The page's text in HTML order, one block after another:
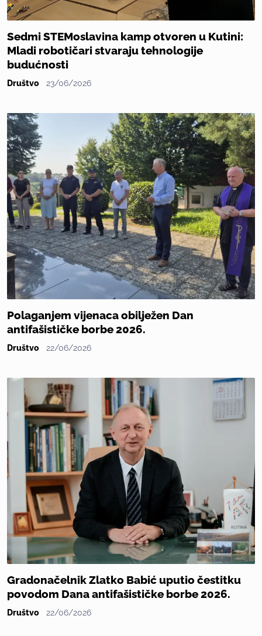
Sedmi STEMoslavina kamp otvoren u Kutini:
Mladi robotičari stvaraju tehnologije
budućnosti
Društvo 23/06/2026
Polaganjem vijenaca obilježen Dan
antifašističke borbe 2026.
Društvo 22/06/2026
Gradonačelnik Zlatko Babić uputio čestitku
povodom Dana antifašističke borbe 2026.
Društvo 22/06/2026